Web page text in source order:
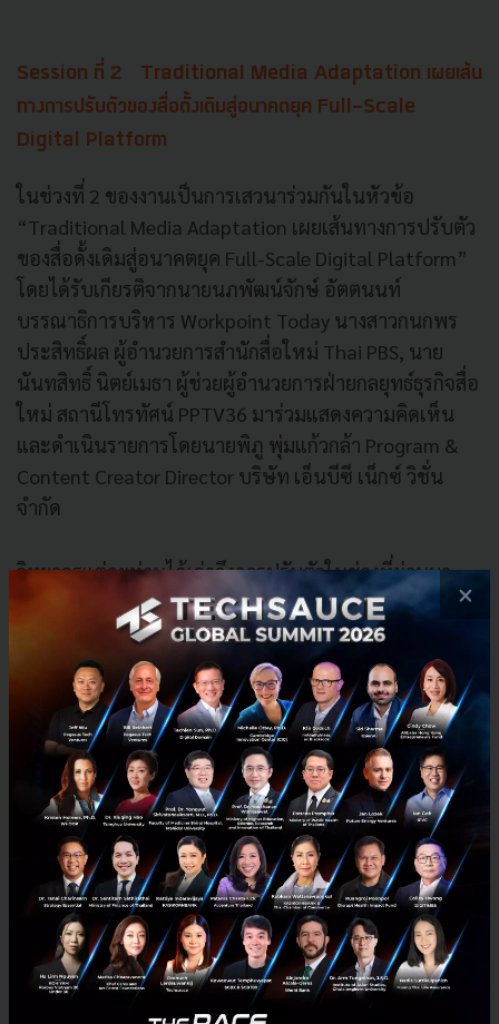
Session ที่ 2 Traditional Media Adaptation เผยเส้น
ทางการปรับตัวของสื่อดั้งเดิมสู่อนาคตยุค Full-Scale
Digital Platform
ในช่วงที่ 2 ของงานเป็นการเสวนาร่วมกันในหัวข้อ
“Traditional Media Adaptation เผยเส้นทางการปรับตัว
ของสื่อดั้งเดิมสู่อนาคตยุค Full-Scale Digital Platform”
โดยได้รับเกียรติจากนายนภพัฒน์จักษ์ อัตตนนท์
บรรณาธิการบริหาร Workpoint Today นางสาวกนกพร
ประสิทธิ์ผล ผู้อำนวยการสำนักสื่อใหม่ Thai PBS, นาย
นันทสิทธิ์ นิตย์เมธา ผู้ช่วยผู้อำนวยการฝ่ายกลยุทธ์ธุรกิจสื่อ
ใหม่ สถานีโทรทัศน์ PPTV36 มาร่วมแสดงความคิดเห็น
และดำเนินรายการโดยนายพิภู พุ่มแก้วกล้า Program &
Content Creator Director บริษัท เอ็นบีซี เน็กซ์ วิชั่น
จำกัด
วิทยากรแต่ละท่านได้เล่าถึงการปรับตัวในช่วงที่ผ่านมา
จากสื่อเดิม มาสู่ยุคทีวีดิจิทัล และเข้าสู่ยุคสื่อออนไลน์ที่มี
การแข่งขันสูงมาก โดยวิธีการและมุมมองทางธุรกิจที่ต่าง
กันไปด้วยความพยายามอย่างหนัก แต่สุดท้ายนั้นผล
ตอบแทนที่ได้รับกลับไม่คุ้มกับต้นทุนที่เสียไปเมื่อเทียบกับ
อดีต เพราะส่วนหนึ่งของรายได้สื่อมาจากค่าใช้จ่าย
โฆษณา ซึ่งรูปแบบพฤติกรรมที่เปลี่ยนแปลงไปจึงส่งผลต่อ
สัดส่วนรายได้อย่างมาก รวมถึงการต้องเสียค่าใช้จ่ายให้ผู้
ให้บริการแพลตฟอร์มออนไลน์อย่างเช่น Facebook,
Youtube, Twitter หรือ TikTok ดังนั้นเมื่อรายได้ลดลง
ต้นทุนสูงขึ้น งบประมาณที่ใช้สำหรับผลิตเนื้อหาจึงถูกบีบ
อัดลงมา การจะผลิตเนื้อหาที่ดีจึงเป็นเรื่องที่ยากมาก
สุดท้ายจำนวนสื่อก็จะค่อยๆ ลดลงและหายไป ความหลาก
หลายทางเนื้อหาอาจลดลงและถูกแทนที่ด้วยเนื้อหาจาก
ต่างชาติ ฉะนั้นในยุคออนไลน์ที่ข้อมูลผู้ใช้งานมีมูลค่า
×